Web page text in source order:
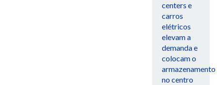
centers e
carros
elétricos
elevam a
demanda e
colocam o
armazenamento
no centro